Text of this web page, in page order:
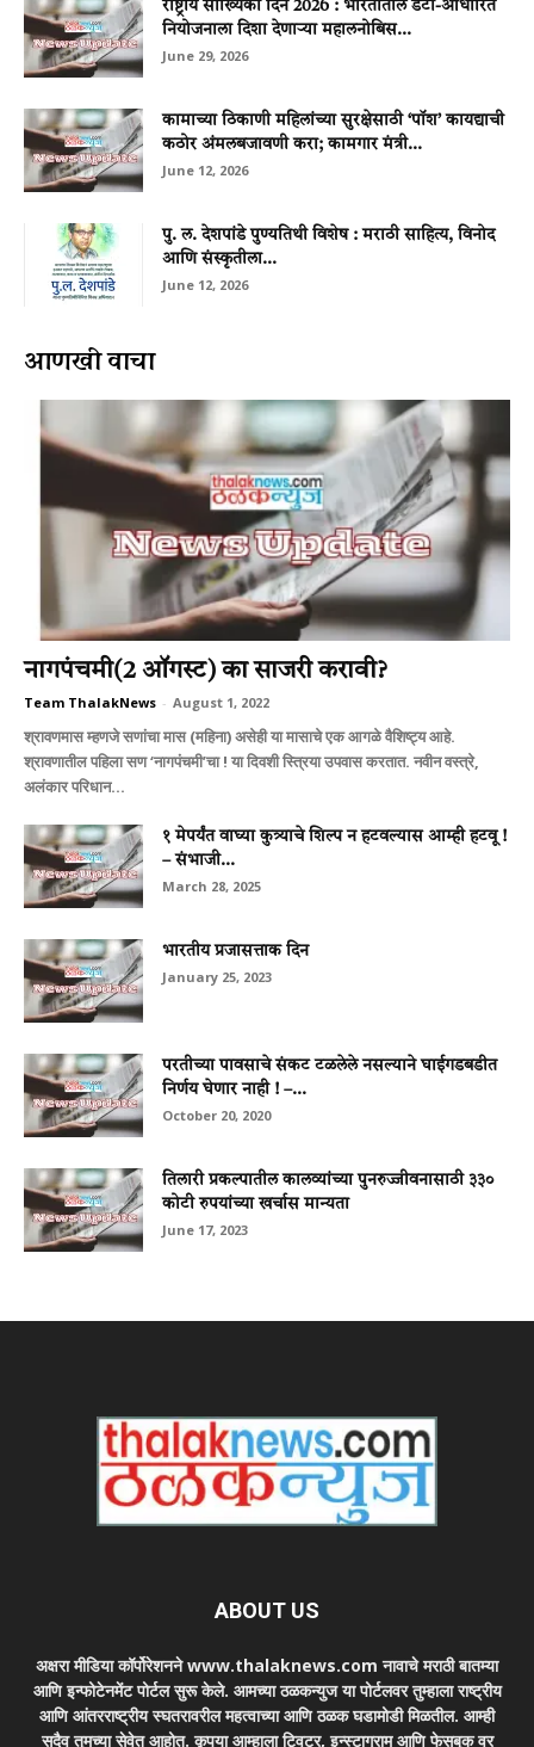
राष्ट्रीय सांख्यिकी दिन 2026 : भारतातील डेटा-आधारित
नियोजनाला दिशा देणाऱ्या महालनोबिस...
June 29, 2026
कामाच्या ठिकाणी महिलांच्या सुरक्षेसाठी ‘पॉश’ कायद्याची
कठोर अंमलबजावणी करा; कामगार मंत्री...
June 12, 2026
पु. ल. देशपांडे पुण्यतिथी विशेष : मराठी साहित्य, विनोद
आणि संस्कृतीला...
June 12, 2026
आणखी वाचा
नागपंचमी(2 ऑगस्ट) का साजरी करावी?
Team ThalakNews - August 1, 2022
श्रावणमास म्हणजे सणांचा मास (महिना) असेही या मासाचे एक आगळे वैशिष्ट्य आहे.
श्रावणातील पहिला सण ‘नागपंचमी’चा ! या दिवशी स्त्रिया उपवास करतात. नवीन वस्त्रे,
अलंकार परिधान...
१ मेपर्यंत वाघ्या कुत्र्याचे शिल्प न हटवल्यास आम्ही हटवू !
– संभाजी...
March 28, 2025
भारतीय प्रजासत्ताक दिन
January 25, 2023
परतीच्या पावसाचे संकट टळलेले नसल्याने घाईगडबडीत
निर्णय घेणार नाही ! –...
October 20, 2020
तिलारी प्रकल्पातील कालव्यांच्या पुनरुज्जीवनासाठी ३३०
कोटी रुपयांच्या खर्चास मान्यता
June 17, 2023
ABOUT US
अक्षरा मीडिया कॉर्पोरेशनने www.thalaknews.com नावाचे मराठी बातम्या
आणि इन्फोटेनमेंट पोर्टल सुरू केले. आमच्या ठळकन्युज या पोर्टलवर तुम्हाला राष्ट्रीय
आणि आंतरराष्ट्रीय स्घतरावरील महत्वाच्या आणि ठळक घडामोडी मिळतील. आम्ही
सदैव तुमच्या सेवेत आहोत. कृपया आम्हाला ट्विटर, इन्स्टाग्राम आणि फेसबुक वर